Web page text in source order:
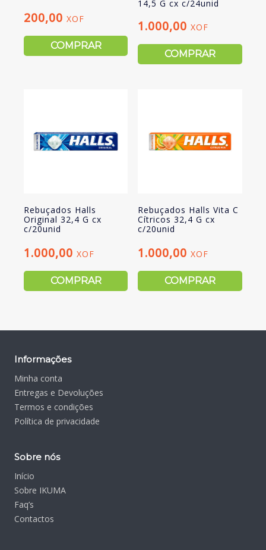
200,00 XOF
COMPRAR
14,5 G cx c/24unid
1.000,00XOF
COMPRAR
Rebuçados Halls
Original 32,4 G cx
c/20unid
1.000,00 XOF
COMPRAR
Rebuçados Halls Vita C
Cítricos 32,4 G cx
c/20unid
1.000,00XOF
COMPRAR
Informações
Minha conta
Entregas e Devoluções
Termos e condições
Política de privacidade
Sobre nós
Início
Sobre IKUMA
Faq’s
Contactos